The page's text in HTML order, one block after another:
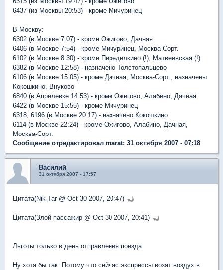
6437 (из Москвы 20:53) - кроме Мичуринец
В Москву:
6302 (в Москве 7:07) - кроме Ожигово, Дачная
6406 (в Москве 7:54) - кроме Мичуринец, Москва-Сорт.
6102 (в Москве 8:30) - кроме Переделкино (!), Матвеевская (!)
6382 (в Москве 12:58) - назначено Толстопальцево
6106 (в Москве 15:05) - кроме Дачная, Москва-Сорт., назначены
Кокошкино, Внуково
6840 (в Апрелевке 14:53) - кроме Ожигово, Алабино, Дачная
6422 (в Москве 15:55) - кроме Мичуринец
6318, 6196 (в Москве 20:17) - назначено Кокошкино
6114 (в Москве 22:24) - кроме Ожигово, Алабино, Дачная,
Москва-Сорт.
Сообщение отредактировал marat: 31 октября 2007 - 07:18
Василий
31 октября 2007 - 17:57
Цитата(Nik-Tar @ Oct 30 2007, 20:47)
Цитата(Злой пассажир @ Oct 30 2007, 20:41)
Льготы только в день отправления поезда.
Ну хотя бы так. Потому что сейчас экспрессы возят воздух в